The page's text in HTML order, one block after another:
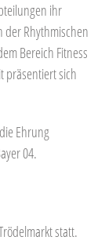
ihr
Rhythmischen
Bereich Fitness
präsentiert sich
Ehrung
04.
statt.